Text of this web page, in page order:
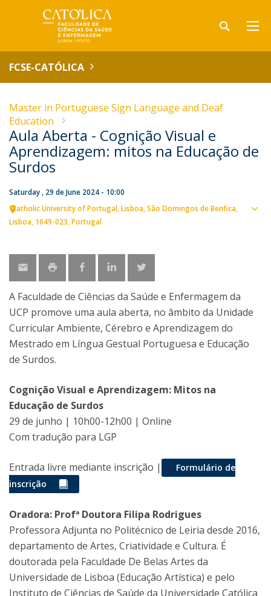
FCSE-CATÓLICA
Master in Portuguese Sign Language and Deaf
Education
Aula Aberta - Cognição Visual e
Aprendizagem: mitos na Educação de
Surdos
Saturday , 29 de June 2024 - 10:00
Catholic University of Portugal Lisboa São Domingos de Benfica,
Lisboa 1649-023 Portugal
A Faculdade de Ciências da Saúde e Enfermagem da
UCP promove uma aula aberta, no âmbito da Unidade
Curricular Ambiente, Cérebro e Aprendizagem do
Mestrado em Língua Gestual Portuguesa e Educação
de Surdos.
Cognição Visual e Aprendizagem: Mitos na
Educação de Surdos
29 de junho | 10h00-12h00 | Online
Com tradução para LGP
Entrada livre mediante inscrição |
Formulário de
inscrição
Oradora: Profª Doutora Filipa Rodrigues
Professora Adjunta no Politécnico de Leiria desde 2016,
departamento de Artes, Criatividade e Cultura. É
doutorada pela Faculdade De Belas Artes da
Universidade de Lisboa (Educação Artística) e pelo
Instituto de Ciências de Saúde da Universidade Católica